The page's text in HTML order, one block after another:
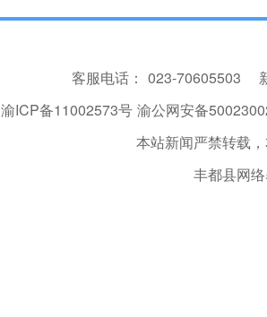
客服电话： 023-70605503
渝ICP备11002573号 渝公网安备
本站新闻严禁转载
丰都县网